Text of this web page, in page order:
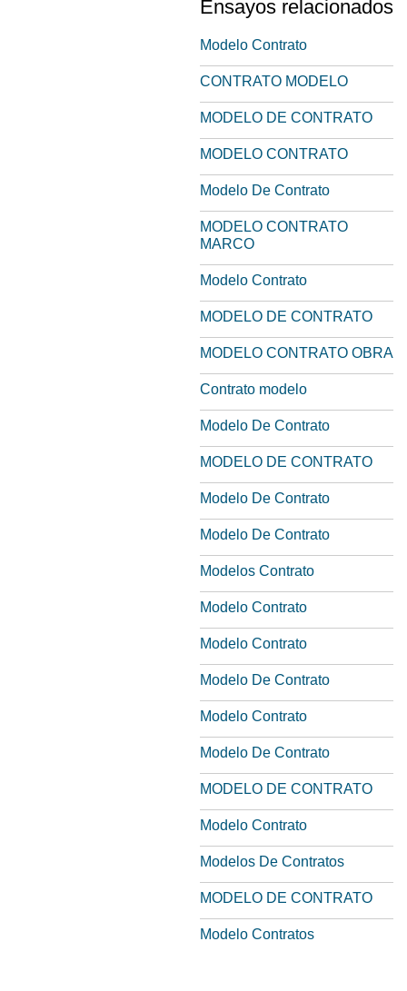
Ensayos relacionados
Modelo Contrato
CONTRATO MODELO
MODELO DE CONTRATO
MODELO CONTRATO
Modelo De Contrato
MODELO CONTRATO
MARCO
Modelo Contrato
MODELO DE CONTRATO
MODELO CONTRATO OBRA
Contrato modelo
Modelo De Contrato
MODELO DE CONTRATO
Modelo De Contrato
Modelo De Contrato
Modelos Contrato
Modelo Contrato
Modelo Contrato
Modelo De Contrato
Modelo Contrato
Modelo De Contrato
MODELO DE CONTRATO
Modelo Contrato
Modelos De Contratos
MODELO DE CONTRATO
Modelo Contratos